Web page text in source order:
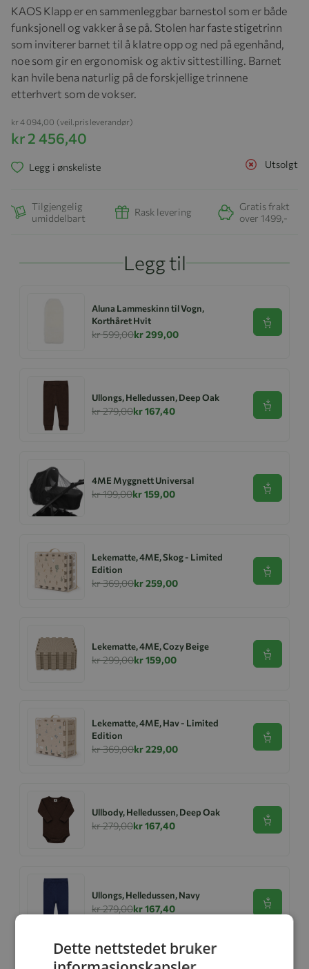
KAOS Klapp er en sammenleggbar barnestol som er både
funksjonell og vakker å se på. Stolen har faste stigetrinn
som inviterer barnet til å klatre opp og ned på egenhånd,
noe som gir en ergonomisk og aktiv sittestilling. Barnet
kan hvile bena naturlig på de forskjellige trinnene
etterhvert som de vokser.
kr 2 456,40
(veil.pris leverandør)
kr 4 094,00
Utsolgt
Legg i ønskeliste
Tilgjengelig
umiddelbart
Rask levering
Gratis frakt
over 1499,-
Legg til
Aluna Lammeskinn til Vogn,
Korthåret Hvit
kr 599,00kr 299,00
Se
Ullongs, Helledussen, Deep Oak
kr 279,00kr 167,40 Se
4ME Myggnett Universal
kr 199,00kr 159,00 Se
Lekematte, 4ME, Skog - Limited
Edition
kr 369,00kr 259,00
Se
Lekematte, 4ME, Cozy Beige
kr 299,00kr 159,00 Se
Lekematte, 4ME, Hav - Limited
Edition
kr 369,00kr 229,00
Se
Ullbody, Helledussen, Deep Oak
kr 279,00kr 167,40 Se
Ullongs, Helledussen, Navy
kr 279,00kr 167,40 Se
Dette nettstedet bruker